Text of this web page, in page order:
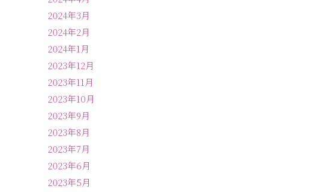
2024年3月
2024年2月
2024年1月
2023年12月
2023年11月
2023年10月
2023年9月
2023年8月
2023年7月
2023年6月
2023年5月